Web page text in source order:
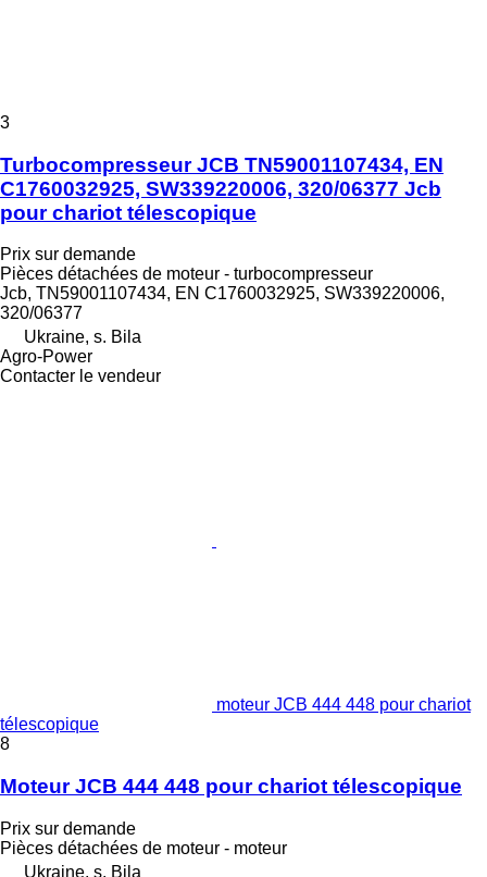
3
Turbocompresseur JCB TN59001107434, EN
C1760032925, SW339220006, 320/06377 Jcb
pour chariot télescopique
Prix sur demande
Pièces détachées de moteur - turbocompresseur
Jcb, TN59001107434, EN C1760032925, SW339220006,
320/06377
Ukraine, s. Bila
Agro-Power
Contacter le vendeur
moteur JCB 444 448 pour chariot
télescopique
8
Moteur JCB 444 448 pour chariot télescopique
Prix sur demande
Pièces détachées de moteur - moteur
Ukraine, s. Bila